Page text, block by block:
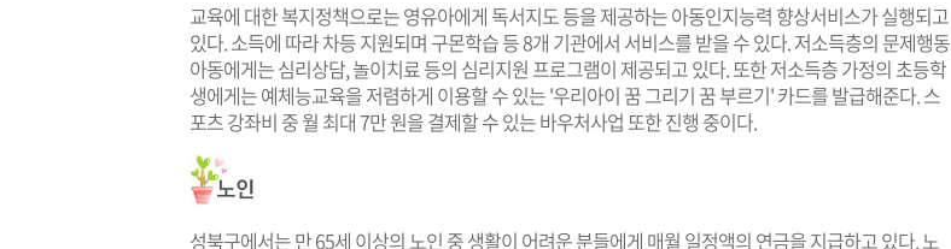
교육에 대한 복지정책으로는 영유아에게 독서지도 등을 제공하는 아동인지능력 향상서비스가 실행되고
있다. 소득에 따라 차등 지원되며 구몬학습 등 8개 기관에서 서비스를 받을 수 있다. 저소득층의 문제행동
아동에게는 심리상담, 놀이치료 등의 심리지원 프로그램이 제공되고 있다. 또한 저소득층 가정의 초등학
생에게는 예체능교육을 저렴하게 이용할 수 있는 '우리아이 꿈 그리기 꿈 부르기' 카드를 발급해준다. 스
포츠 강좌비 중 월 최대 7만 원을 결제할 수 있는 바우처사업 또한 진행 중이다.
성북구에서는 만 65세 이상의 노인 중 생활이 어려운 분들에게 매월 일정액의 연금을 지급하고 있다. 노